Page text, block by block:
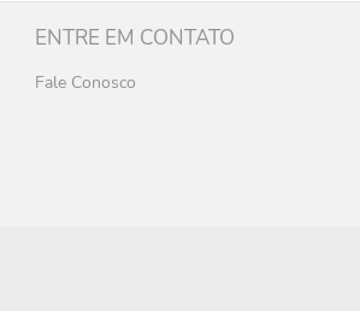
ENTRE EM CONTATO
Fale Conosco